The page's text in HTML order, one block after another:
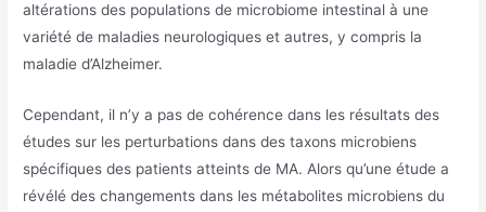
altérations des populations de microbiome intestinal à une
variété de maladies neurologiques et autres, y compris la
maladie d’Alzheimer.
Cependant, il n’y a pas de cohérence dans les résultats des
études sur les perturbations dans des taxons microbiens
spécifiques des patients atteints de MA. Alors qu’une étude a
révélé des changements dans les métabolites microbiens du